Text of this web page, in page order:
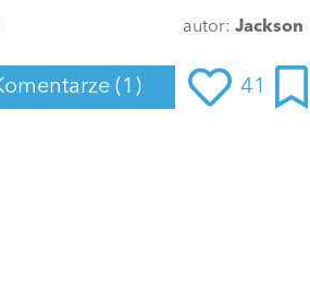
autor: Jackson
(1) 41